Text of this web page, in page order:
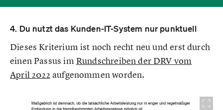
4. Du nutzt das Kunden-IT-System nur punktuell
Dieses Kriterium ist noch recht neu und erst durch
einen Passus im Rundschreiben der DRV vom
April 2022aufgenommen worden.